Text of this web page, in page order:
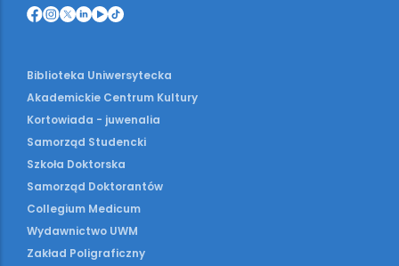
Biblioteka Uniwersytecka
Akademickie Centrum Kultury
Kortowiada - juwenalia
Samorząd Studencki
Szkoła Doktorska
Samorząd Doktorantów
Collegium Medicum
Wydawnictwo UWM
Zakład Poligraficzny